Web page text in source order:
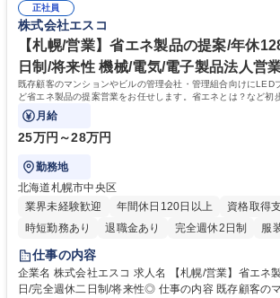
気主任技術者】高圧受変電設備（キュービクル）保安
を伸ばしております■事業の社会貢献度も高く仕事の
め、社員満足度の高い企業です。サービス詳細：
bicle/ 学歴・資格 学歴：大学院 大学 高専 短大 専修学校 高校 語学力： 資
格：第三種電気主任技術者 第一種運転免許普通自動
正社員
株式会社エスコ
【札幌/営業】省エネ製品の提案/年休
日制/将来性 機械/電気/電子製品法人営
既存顧客のマンションやビルの管理会社・管理組合向けにLED
ど省エネ製品の提案営業をお任せします。省エネとは？など初
ので、未経験でも安心して就業できます！
月給
25万円～28万円
勤務地
北海道札幌市中央区
業界未経験歓迎
年間休日120日以上
資格取得
時短勤務あり
退職金あり 完全週休2日制 服
仕事の内容
企業名 株式会社エスコ 求人名 【札幌/営業】省エネ製品の提案/年休128
日/完全週休二日制/将来性◎ 仕事の内容 既存顧客のマンションやビルの管